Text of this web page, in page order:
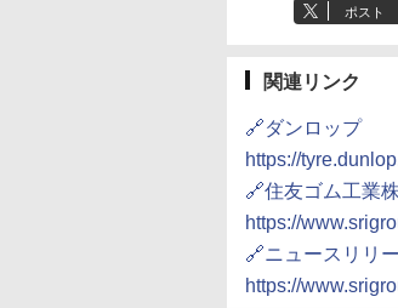
ポスト
関連リンク
🔗ダンロップ
https://
🔗住友ゴム工業
https://
🔗ニュースリリ
https://